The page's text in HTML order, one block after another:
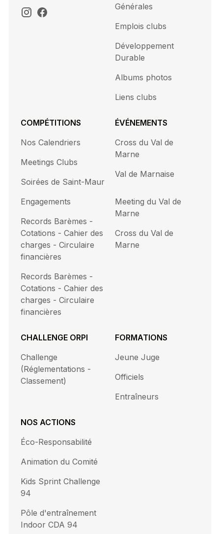
Générales
Emplois clubs
Développement
Durable
Albums photos
Liens clubs
COMPÉTITIONS
Nos Calendriers
Meetings Clubs
Soirées de Saint-Maur
Engagements
Records Barèmes -
Cotations - Cahier des
charges - Circulaire
financières
Records Barèmes -
Cotations - Cahier des
charges - Circulaire
financières
ÉVÉNEMENTS
Cross du Val de
Marne
Val de Marnaise
Meeting du Val de
Marne
Cross du Val de
Marne
CHALLENGE ORPI
Challenge
(Réglementations -
Classement)
FORMATIONS
Jeune Juge
Officiels
Entraîneurs
NOS ACTIONS
Éco-Responsabilité
Animation du Comité
Kids Sprint Challenge
94
Pôle d'entraînement
Indoor CDA 94